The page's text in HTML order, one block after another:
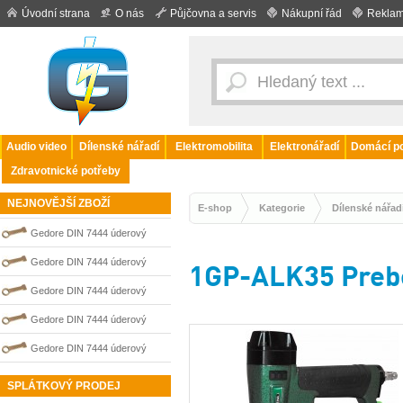
Úvodní strana O nás Půjčovna a servis Nákupní řád
Audio video Dílenské nářadí Elektromobilita Elektronářadí
Domácí
Zdravotnické potřeby
NEJNOVĚJŠÍ ZBOŽÍ
Gedore DIN 7444 úderový
nejiskřivý plochý (palcový) klíč
0100206S
Gedore DIN 7444 úderový
nejiskřivý plochý (palcový) klíč
0100210S
Gedore DIN 7444 úderový
nejiskřivý plochý (palcový) klíč
0100203S
Gedore DIN 7444 úderový
nejiskřivý plochý (palcový) klíč
0100204S
Gedore DIN 7444 úderový
nejiskřivý plochý (palcový) klíč
SPLÁTKOVÝ PRODEJ
E-shop Kategorie Dílenské
1GP-ALK35